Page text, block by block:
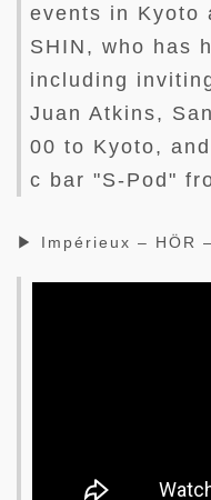
events in Kyoto
SHIN, who has
including
Juan Atkins,
00 to Kyoto,
c bar "S-Pod"
▶ Impérieux – HÖR